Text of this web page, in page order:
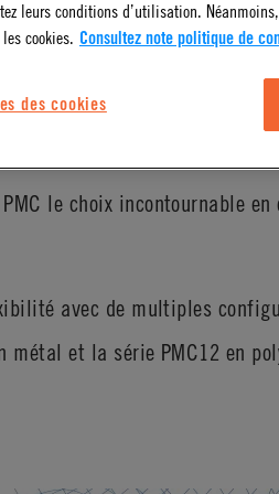
de passage de 1/8"
distribution de condiments.
le choix incontournable
avec de multiples
métal et la série PMC12 en
leurs conditions d’utilisation.
cookies. Consultez note politique de
des cookies